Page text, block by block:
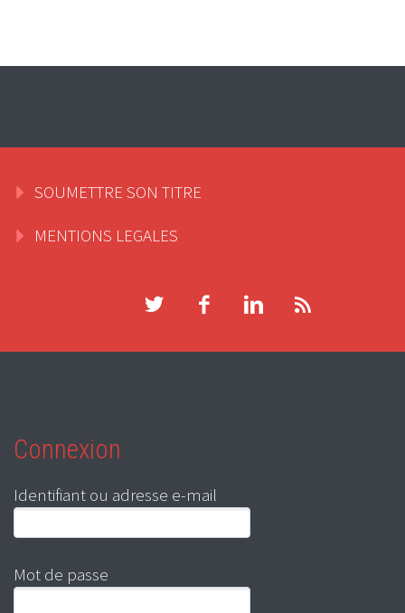
SOUMETTRE SON TITRE
MENTIONS LEGALES
Connexion
Identifiant ou adresse e-mail
Mot de passe